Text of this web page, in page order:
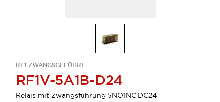
RF1 ZWANGSGEFÜHRT
RF1V-5A1B-D24
Relais mit Zwangsführung 5NO1NC DC24